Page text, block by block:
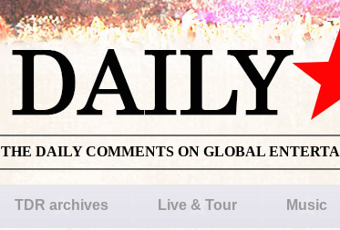
THE DAILY COMMENTS ON GLOBAL
TDR archives Live & Tour Music